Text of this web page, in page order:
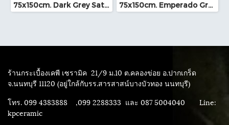
75x150cm. Dark Grey Satin 75x150cm. Emperado Green
ร้านกระเบื้องเคพี เซรามิค 21/9 ม.10 ต.คลองข่อย อ.ปากเกร็ด
จ.นนทบุรี 11120 (อยู่ใกล้กับรร.สารสาสน์บางบัวทอง นนทบุรี)
โทร. 099 4383888 ,099 2288333 และ 087 5004040 Line:
kpceramic